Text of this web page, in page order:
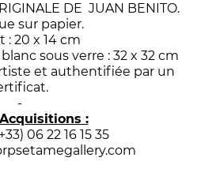
DE JUAN BENITO.
sur papier.
: 20 x 14 cm
sous verre : 32 x 32 cm
et authentifiée par un
-
:
06 22 16 15 35